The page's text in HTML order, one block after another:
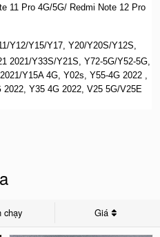
11 Pro 4G/5G/ Redmi Note 12 Pro
Y12/Y15/Y17, Y20/Y20S/Y12S,
2021/Y33S/Y21S, Y72-5G/Y52-5G,
Y15A 4G, Y02s, Y55-4G 2022 ,
Y35 4G 2022, V25 5G/V25E
chạy Giá